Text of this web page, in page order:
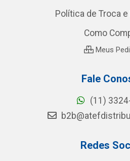
Política de Troca
Como
Meus
Fale
(11)
Redes